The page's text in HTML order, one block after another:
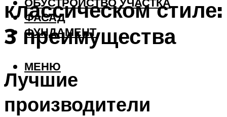
ФАСАД
ФУНДАМЕНТ
МЕНЮ
классическом стиле:
3 преимущества
Лучшие
производители